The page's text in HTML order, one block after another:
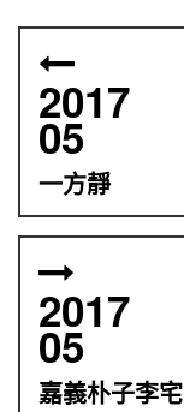
2017
05
一方靜
2017
05
嘉義朴子李宅